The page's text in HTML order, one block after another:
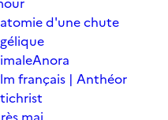
d'une chute
Anora
français | Anthéor